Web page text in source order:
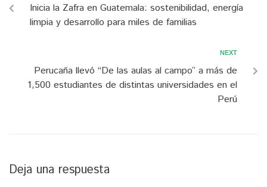
Inicia la Zafra en Guatemala: sostenibilidad, energía
limpia y desarrollo para miles de familias
NEXT
Perucaña llevó “De las aulas al campo” a más de
1,500 estudiantes de distintas universidades en el
Perú
Deja una respuesta